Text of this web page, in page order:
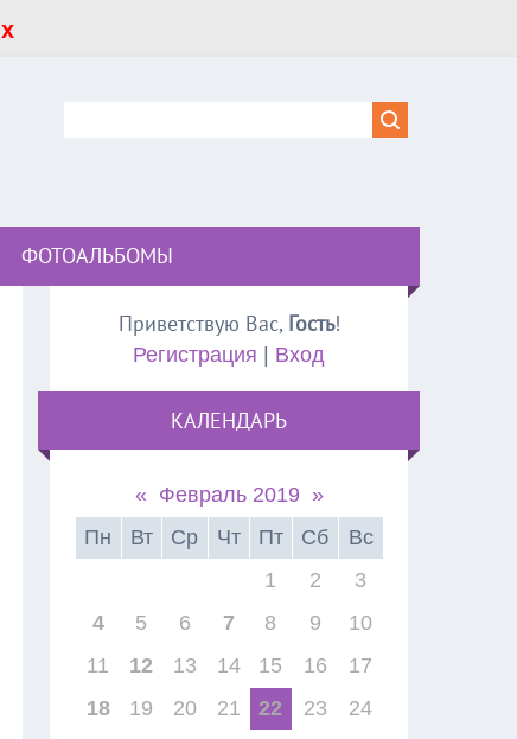
x
ФОТОАЛЬБОМЫ
Приветствую Вас, Гость!
Регистрация Вход
КАЛЕНДАРЬ
« Февраль 2019 »
Пн
Вт Ср Чт Пт Сб
Вс
1
2
3
4
5 6 7 8 9
10
11
12 13 14 15 16
17
18
19 20 21 22 23
24